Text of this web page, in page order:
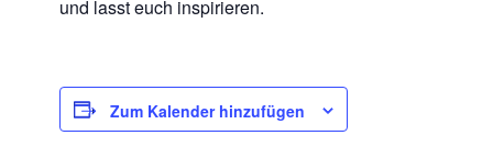
und lasst euch inspirieren.
Zum Kalender hinzufügen